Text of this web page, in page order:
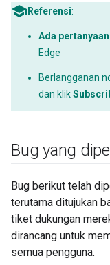
Referensi:
Ada
Edge
Berlangganan
dan klik
Bug yang
Bug berikut telah
terutama ditujukan
tiket dukungan
dirancang untuk
semua pengguna.